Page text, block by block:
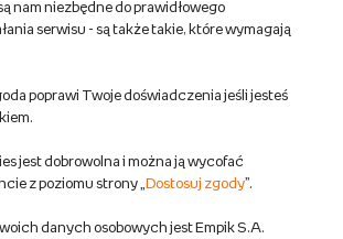
empik.com
empik
nam niezbędne do prawidłowego
serwisu - są także takie, które wymagają
poprawi Twoje doświadczenia jeśli jesteś
jest dobrowolna i można ją wycofać
z poziomu strony „ Dostosuj zgody”.
danych osobowych jest Empik S.A.